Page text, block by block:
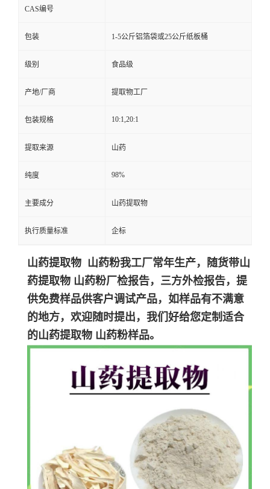
CAS编号
包装 1-5公斤铝箔袋或25公斤纸板桶
级别 食品级
产地/厂商 提取物工厂
包装规格 10:1,20:1
提取来源 山药
纯度 98%
主要成分 山药提取物
执行质量标准 企标
山药提取物 山药粉我工厂常年生产，随货带山
药提取物 山药粉厂检报告，三方外检报告，提
供免费样品供客户调试产品，如样品有不满意
的地方，欢迎随时提出，我们好给您定制适合
的山药提取物 山药粉样品。